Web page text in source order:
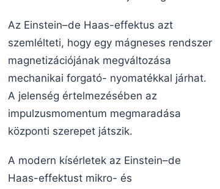
Az Einstein–de Haas-effektus azt
szemlélteti, hogy egy mágneses rendszer
magnetizációjának megváltozása
mechanikai forgató- nyomatékkal járhat.
A jelenség értelmezésében az
impulzusmomentum megmaradása
központi szerepet játszik.
A modern kísérletek az Einstein–de
Haas-effektust mikro- és